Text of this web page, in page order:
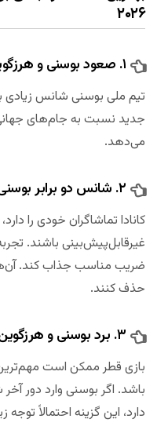
۲۰۲۶
۱. صعود بوسنی و هرزگوین از گروه B
تیم ملی بوسنی شانس زیادی
جدید نسبت به جام‌های
می‌دهد.
۲. شانس دو برابر بوسنی و هرزگوین مقابل کانادا
کانادا تماشاگران خودی را
غیرقابل‌پیش‌بینی باشند.
ضریب مناسب جذاب کند. آن‌ها
حذف کنند.
۳. برد بوسنی و هرزگوین مقابل قطر
بازی قطر ممکن است
باشد. اگر بوسنی وارد دور
دارد، این گزینه احتمالاً